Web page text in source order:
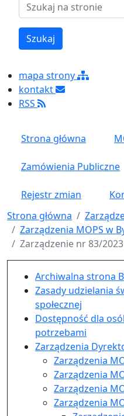
Szukaj
mapa strony
kontakt
RSS
Strona główna
Zamówienia Publiczne
Rejestr zmian
Strona główna
Zarządzenia MOPS w
Zarządzenie nr 83/2023
Menu główne pionowe
Archiwalna strona
Zasady udzielania
społecznej
Dostępność dla
potrzebami
Zarządzenia
Zarządzenia
Zarządzenia
Zarządzenia
Zarządzenia